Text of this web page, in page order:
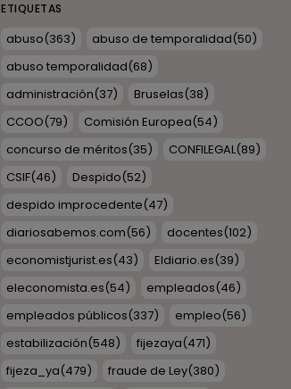
ETIQUETAS
abuso(363) abuso de temporalidad(50)
abuso temporalidad(68)
administración(37) Bruselas(38)
CCOO(79) Comisión Europea(54)
concurso de méritos(35) CONFILEGAL(89)
CSIF(46) Despido(52)
despido improcedente(47)
diariosabemos.com(56) docentes(102)
economistjurist.es(43) Eldiario.es(39)
eleconomista.es(54) empleados(46)
empleados públicos(337) empleo(56)
estabilización(548) fijezaya(471)
fijeza_ya(479) fraude de Ley(380)